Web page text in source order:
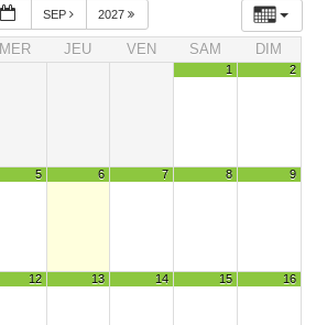
SEP 2027
MER JEU VEN SAM DIM
1 2
5 6 7 8 9
12 13 14 15 16